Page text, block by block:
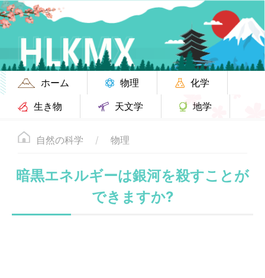
ホーム 物理
化学
生き物
天文学 地学
自然の科学 物理
暗黒エネルギーは銀河を殺すことが
できますか?